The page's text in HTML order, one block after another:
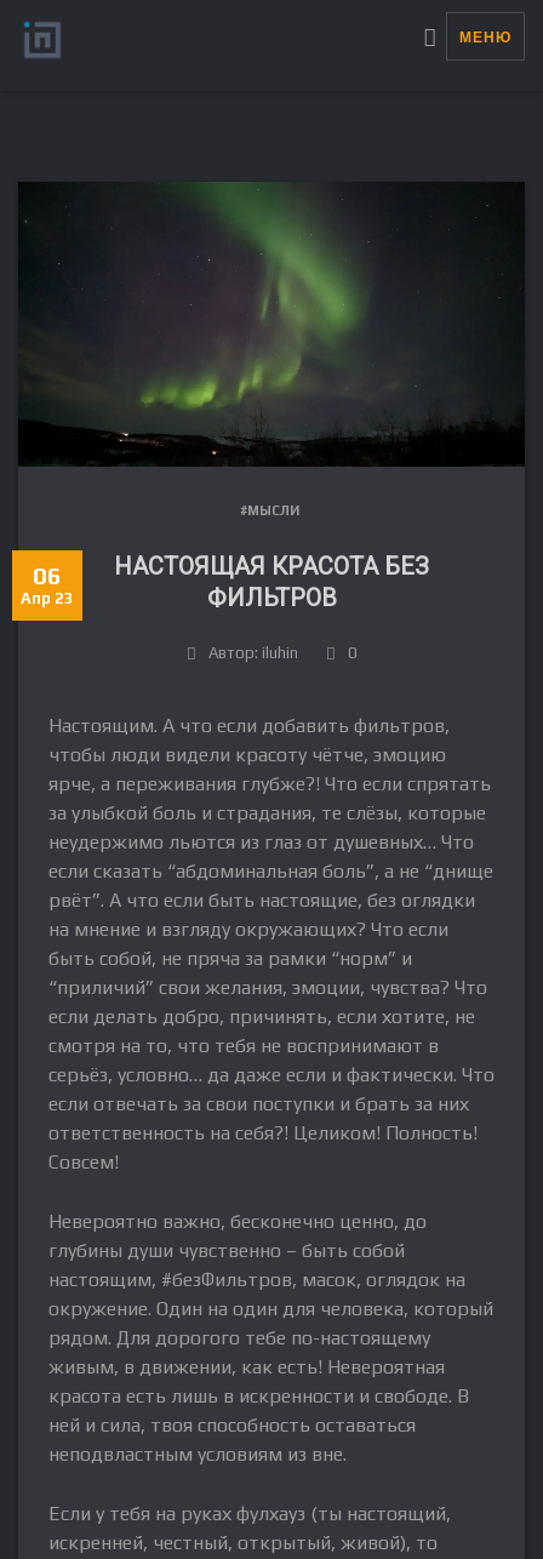
МЕНЮ
#МЫСЛИ
НАСТОЯЩАЯ КРАСОТА БЕЗ
ФИЛЬТРОВ
06
Апр 23
Автор: iluhin 0
Настоящим. А что если добавить фильтров,
чтобы люди видели красоту чётче, эмоцию
ярче, а переживания глубже?! Что если спрятать
за улыбкой боль и страдания, те слёзы, которые
неудержимо льются из глаз от душевных… Что
если сказать “абдоминальная боль”, а не “днище
рвёт”. А что если быть настоящие, без оглядки
на мнение и взгляду окружающих? Что если
быть собой, не пряча за рамки “норм” и
“приличий” свои желания, эмоции, чувства? Что
если делать добро, причинять, если хотите, не
смотря на то, что тебя не воспринимают в
серьёз, условно… да даже если и фактически. Что
если отвечать за свои поступки и брать за них
ответственность на себя?! Целиком! Полность!
Совсем!
Невероятно важно, бесконечно ценно, до
глубины души чувственно – быть собой
настоящим, #безФильтров, масок, оглядок на
окружение. Один на один для человека, который
рядом. Для дорогого тебе по-настоящему
живым, в движении, как есть! Невероятная
красота есть лишь в искренности и свободе. В
ней и сила, твоя способность оставаться
неподвластным условиям из вне.
Если у тебя на руках фулхауз (ты настоящий,
искренней, честный, открытый, живой), то